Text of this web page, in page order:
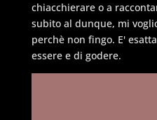
chiacchierare o a
subito al dunque, mi
perchè non fingo. E'
essere e di godere.